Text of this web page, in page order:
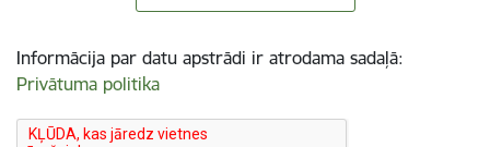
Informācija par datu apstrādi ir atrodama sadaļā:
Privātuma politika